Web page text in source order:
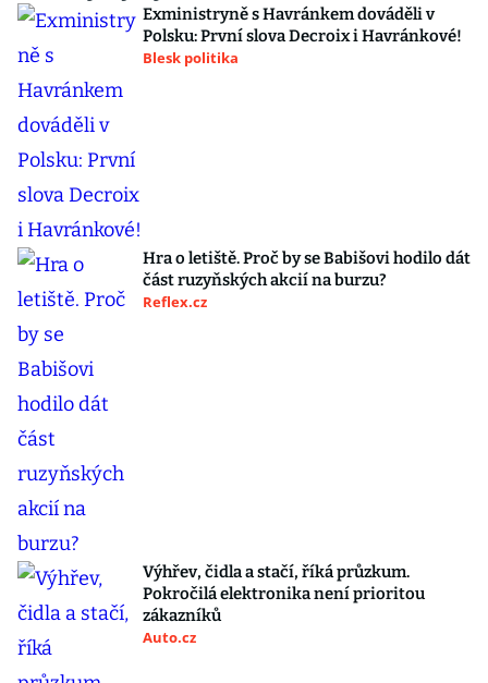
Exministryně s Havránkem dováděli v
Polsku: První slova Decroix i Havránkové!
Blesk politika
Hra o letiště. Proč by se Babišovi hodilo dát
část ruzyňských akcií na burzu?
Reflex.cz
Výhřev, čidla a stačí, říká průzkum.
Pokročilá elektronika není prioritou
zákazníků
Auto.cz